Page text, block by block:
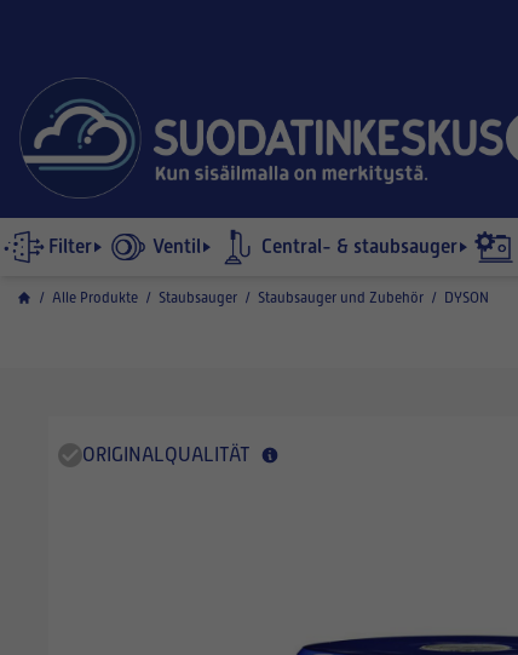
Filter Ventil Central- & staubsauger
/ Alle Produkte / Staubsauger / Staubsauger und Zubehör / DYSON
ORIGINALQUALITÄT